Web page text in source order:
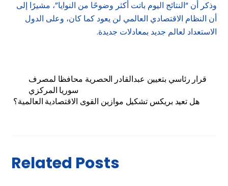
وذكر أن “النتائج اليوم باتت أكثر وضوحًا من النوايا”، مشيرًا إلى
أن النظام الاقتصادي العالمي لن يعود كما كان، وعلى الدول
الاستعداد لعالم جديد بمعادلات جديدة.
قرار رئاسي بتعيين عبدالقادر الحصرية محافظا لمصرف
سوريا المركزي
هل تعيد بريكس تشكيل موازين القوى الاقتصادية العالمية؟
Related Posts